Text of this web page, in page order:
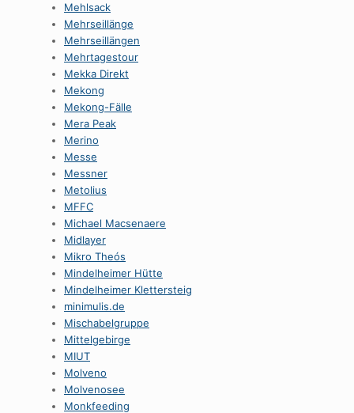
Mehlsack
Mehrseillänge
Mehrseillängen
Mehrtagestour
Mekka Direkt
Mekong
Mekong-Fälle
Mera Peak
Merino
Messe
Messner
Metolius
MFFC
Michael Macsenaere
Midlayer
Mikro Theós
Mindelheimer Hütte
Mindelheimer Klettersteig
minimulis.de
Mischabelgruppe
Mittelgebirge
MIUT
Molveno
Molvenosee
Monkfeeding